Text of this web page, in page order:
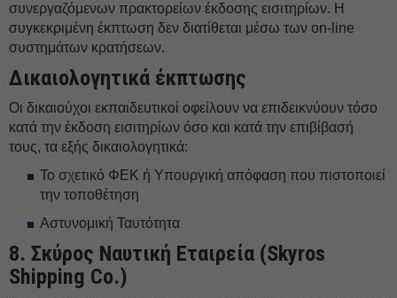
συνεργαζόμενων πρακτορείων έκδοσης εισιτηρίων. Η
συγκεκριμένη έκπτωση δεν διατίθεται μέσω των on-line
συστημάτων κρατήσεων.
Δικαιολογητικά έκπτωσης
Οι δικαιούχοι εκπαιδευτικοί οφείλουν να επιδεικνύουν τόσο
κατά την έκδοση εισιτηρίων όσο και κατά την επιβίβασή
τους, τα εξής δικαιολογητικά:
Το σχετικό ΦΕΚ ή Υπουργική απόφαση που πιστοποιεί
την τοποθέτηση
⁠⁠Αστυνομική Ταυτότητα
8.⁠ ⁠Σκύρος Ναυτική Εταιρεία (Skyros
Shipping Co.)